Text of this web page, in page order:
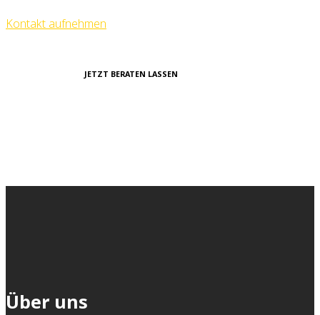
Kontakt aufnehmen
JETZT BERATEN LASSEN
Über uns